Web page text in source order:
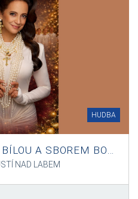
HUDBA
NAD LABEM